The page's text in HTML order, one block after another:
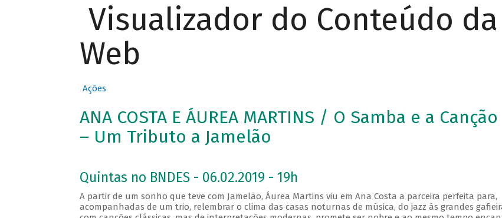
Visualizador do Conteúdo da
Web
Ações
ANA COSTA E ÁUREA MARTINS / O Samba e a Canção
– Um Tributo a Jamelão
Quintas no BNDES - 06.02.2019 - 19h
A partir de um sonho que teve com Jamelão, Áurea Martins viu em Ana Costa a parceira perfeita para,
acompanhadas de um trio, relembrar o clima das casas noturnas de música, do jazz às grandes